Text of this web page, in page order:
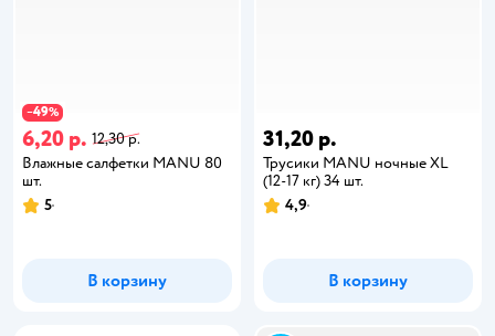
−49%
6,20 р. 12,30 р.
Влажные салфетки MANU 80
шт.
5
В корзину
31,20 р.
Трусики MANU ночные XL
(12-17 кг) 34 шт.
4,9
В корзину